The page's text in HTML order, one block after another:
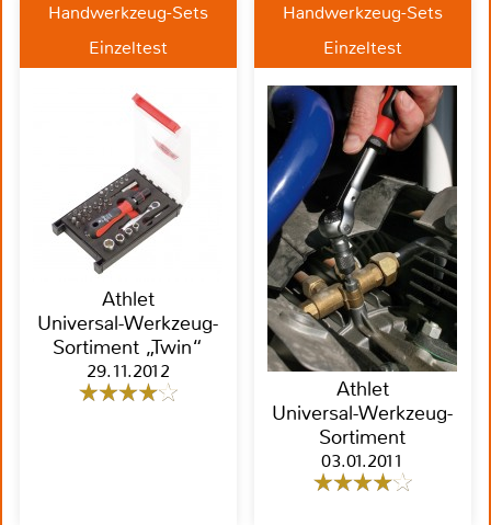
Handwerkzeug-Sets
Einzeltest
Athlet
Universal-Werkzeug-
Sortiment „Twin“
29.11.2012
Handwerkzeug-Sets
Einzeltest
Athlet
Universal-Werkzeug-
Sortiment
03.01.2011